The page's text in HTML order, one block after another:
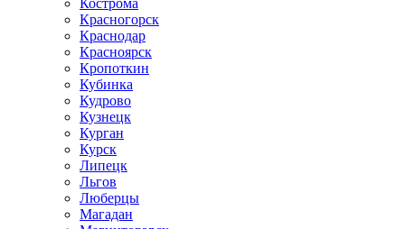
Кострома
Красногорск
Краснодар
Красноярск
Кропоткин
Кубинка
Кудрово
Кузнецк
Курган
Курск
Липецк
Льгов
Люберцы
Магадан